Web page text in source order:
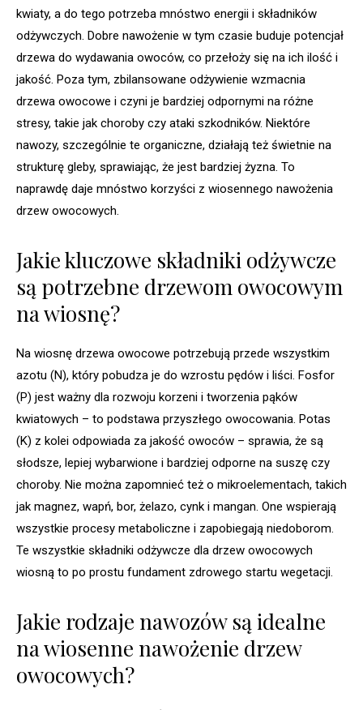
kwiaty, a do tego potrzeba mnóstwo energii i składników
odżywczych. Dobre nawożenie w tym czasie buduje potencjał
drzewa do wydawania owoców, co przełoży się na ich ilość i
jakość. Poza tym, zbilansowane odżywienie wzmacnia
drzewa owocowe i czyni je bardziej odpornymi na różne
stresy, takie jak choroby czy ataki szkodników. Niektóre
nawozy, szczególnie te organiczne, działają też świetnie na
strukturę gleby, sprawiając, że jest bardziej żyzna. To
naprawdę daje mnóstwo korzyści z wiosennego nawożenia
drzew owocowych.
Jakie kluczowe składniki odżywcze
są potrzebne drzewom owocowym
na wiosnę?
Na wiosnę drzewa owocowe potrzebują przede wszystkim
azotu (N), który pobudza je do wzrostu pędów i liści. Fosfor
(P) jest ważny dla rozwoju korzeni i tworzenia pąków
kwiatowych – to podstawa przyszłego owocowania. Potas
(K) z kolei odpowiada za jakość owoców – sprawia, że są
słodsze, lepiej wybarwione i bardziej odporne na suszę czy
choroby. Nie można zapomnieć też o mikroelementach, takich
jak magnez, wapń, bor, żelazo, cynk i mangan. One wspierają
wszystkie procesy metaboliczne i zapobiegają niedoborom.
Te wszystkie składniki odżywcze dla drzew owocowych
wiosną to po prostu fundament zdrowego startu wegetacji.
Jakie rodzaje nawozów są idealne
na wiosenne nawożenie drzew
owocowych?